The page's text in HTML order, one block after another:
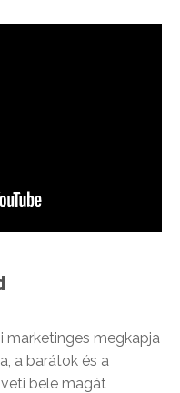
marketinges megkapja
a barátok és a
bele magát